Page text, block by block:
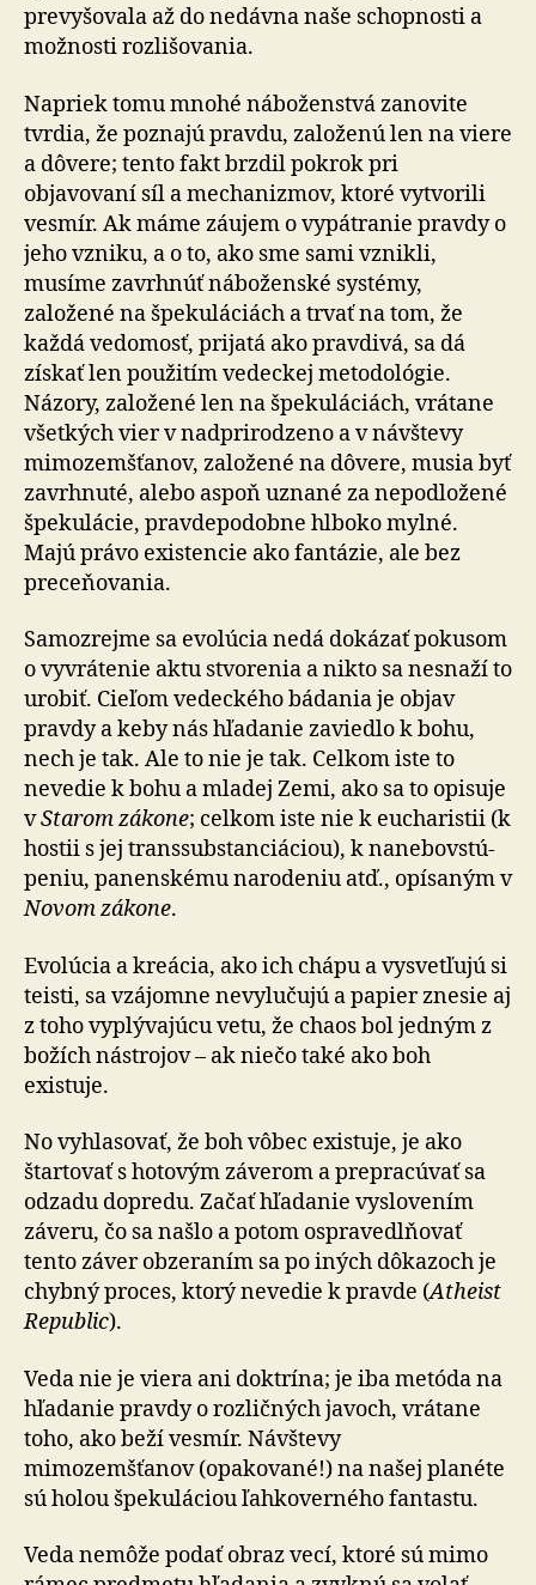
prevyšovala až do nedávna naše schopnosti a
možnosti rozlišovania.
Napriek tomu mnohé náboženstvá zanovite
tvrdia, že poznajú pravdu, založenú len na viere
a dôvere; tento fakt brzdil pokrok pri
objavovaní síl a mechanizmov, ktoré vytvorili
vesmír. Ak máme záujem o vypátranie pravdy o
jeho vzniku, a o to, ako sme sami vznikli,
musíme zavrhnúť náboženské systémy,
založené na špekuláciách a trvať na tom, že
každá vedomosť, prijatá ako pravdivá, sa dá
získať len použitím vedeckej metodológie.
Názory, založené len na špekuláciách, vrátane
všetkých vier v nadprirodzeno a v návštevy
mimo­zem­šťanov, založené na dôvere, musia byť
zavrhnuté, alebo aspoň uznané za nepodložené
špekulácie, pravdepodobne hlboko mylné.
Majú právo existencie ako fantázie, ale bez
preceňovania.
Samozrejme sa evolúcia nedá dokázať pokusom
o vyvrátenie aktu stvorenia a nikto sa nesnaží to
urobiť. Cieľom vedeckého bádania je objav
pravdy a keby nás hľadanie zaviedlo k bohu,
nech je tak. Ale to nie je tak. Celkom iste to
nevedie k bohu a mladej Zemi, ako sa to opisuje
vStarom zákone; celkom iste nie k eucharistii (k
hostii s jej trans­sub­stan­ciá­ciou), k nane­bo­vstú­
peniu, panenskému narodeniu atď., opísaným v
Novom zákone.
Evolúcia a kreácia, ako ich chápu a vysvetľujú si
teisti, sa vzájomne nevylučujú a papier znesie aj
z toho vyplývajúcu vetu, že chaos bol jedným z
božích nástrojov – ak niečo také ako boh
existuje.
No vyhlasovať, že boh vôbec existuje, je ako
štartovať s hotovým záverom a prepracúvať sa
odzadu dopredu. Začať hľadanie vyslovením
záveru, čo sa našlo a potom ospravedlňovať
tento záver obzeraním sa po iných dôkazoch je
chybný proces, ktorý nevedie k pravde (Atheist
Republic).
Veda nie je viera ani doktrína; je iba metóda na
hľadanie pravdy o rozličných javoch, vrátane
toho, ako beží vesmír. Návštevy
mimozemšťanov (opakované!) na našej planéte
sú holou špekuláciou ľahkoverného fantastu.
Veda nemôže podať obraz vecí, ktoré sú mimo